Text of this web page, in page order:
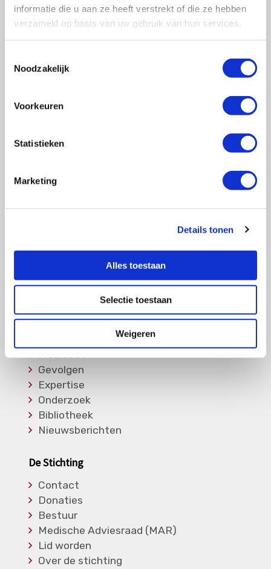
informatie die u aan ze heeft verstrekt of die ze hebben
verzameld op basis van uw gebruik van hun services.
Noodzakelijk
Voorkeuren
Statistieken
Marketing
Details tonen
Alles toestaan
Selectie toestaan
Weigeren
Vragen?
of bel ons op:
Ziektebeelden
EGPA
RCA
Overige Vasculitiden
Informatie
Soorten Vasculitis
Medicatie
Gevolgen
Expertise
Onderzoek
Bibliotheek
Nieuwsberichten
De Stichting
Contact
Donaties
Bestuur
Medische Adviesraad (MAR)
Lid worden
Over de stichting